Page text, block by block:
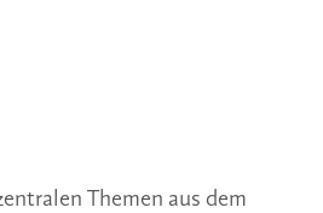
Themen aus dem